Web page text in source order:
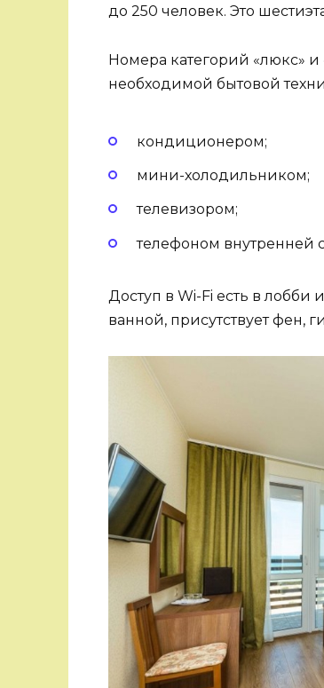
до 250 человек. Это
Номера категорий «люкс»
необходимой бытовой
кондиционером;
мини-холодильником;
телевизором;
телефоном внутренней
Доступ в Wi-Fi есть в
ванной, присутствует фен,